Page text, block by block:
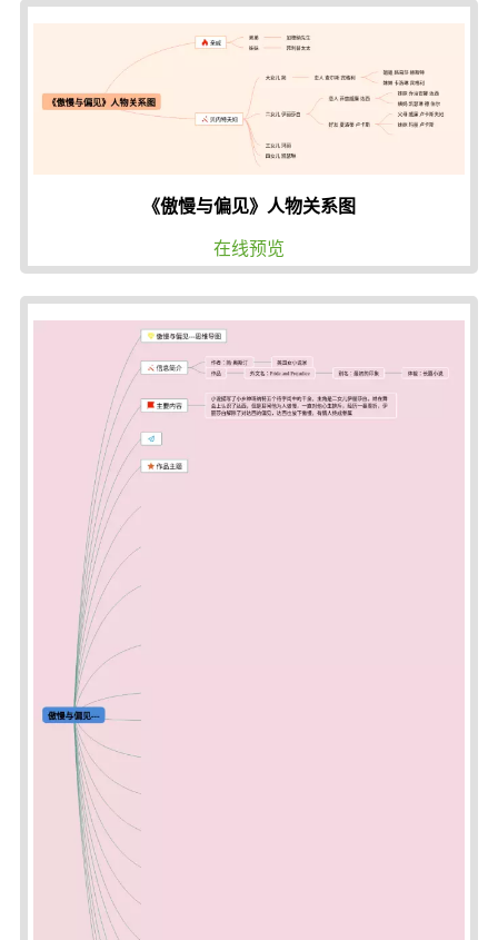
《傲慢与偏见》人物关系图
在线预览